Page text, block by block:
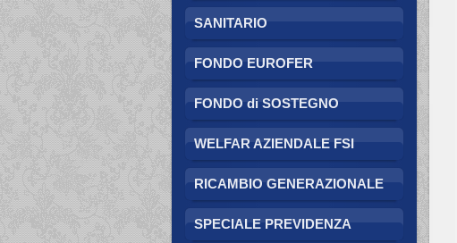
SANITARIO
FONDO EUROFER
FONDO di SOSTEGNO
WELFAR AZIENDALE FSI
RICAMBIO GENERAZIONALE
SPECIALE PREVIDENZA